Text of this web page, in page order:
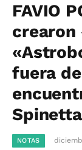
FAVIO
crearon
fuera
Spinetta
NOTAS